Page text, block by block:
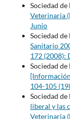
Sociedad
Veterinaria
Junio
Sociedad
Sanitario
172 (2008):
Sociedad
104-105
Sociedad
liberal y las
Veterinaria